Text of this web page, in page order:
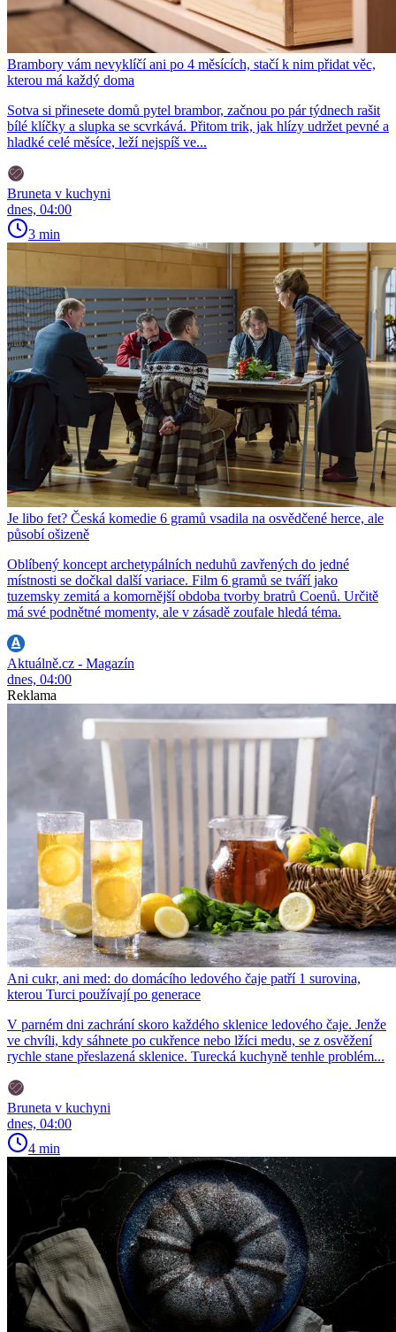
Brambory vám nevyklíčí ani po 4 měsících, stačí k nim přidat věc,
kterou má každý doma
Sotva si přinesete domů pytel brambor, začnou po pár týdnech rašit
bílé klíčky a slupka se scvrkává. Přitom trik, jak hlízy udržet pevné a
hladké celé měsíce, leží nejspíš ve...
Bruneta v kuchyni
dnes, 04:00
3 min
Je libo fet? Česká komedie 6 gramů vsadila na osvědčené herce, ale
působí ošizeně
Oblíbený koncept archetypálních neduhů zavřených do jedné
místnosti se dočkal další variace. Film 6 gramů se tváří jako
tuzemsky zemitá a komornější obdoba tvorby bratrů Coenů. Určitě
má své podnětné momenty, ale v zásadě zoufale hledá téma.
Aktuálně.cz - Magazín
dnes, 04:00
Reklama
Ani cukr, ani med: do domácího ledového čaje patří 1 surovina,
kterou Turci používají po generace
V parném dni zachrání skoro každého sklenice ledového čaje. Jenže
ve chvíli, kdy sáhnete po cukřence nebo lžíci medu, se z osvěžení
rychle stane přeslazená sklenice. Turecká kuchyně tenhle problém...
Bruneta v kuchyni
dnes, 04:00
4 min